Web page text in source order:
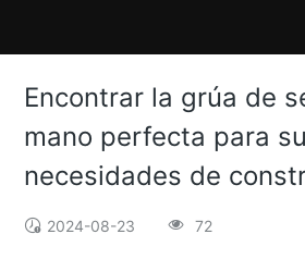
Encontrar la grúa de
mano perfecta para
necesidades de
2024-08-23 72